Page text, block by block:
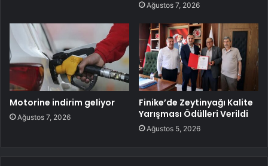
Ağustos 7, 2026
Motorine indirim geliyor
Ağustos 7, 2026
Finike’de Zeytinyağı Kalite
Yarışması Ödülleri Verildi
Ağustos 5, 2026